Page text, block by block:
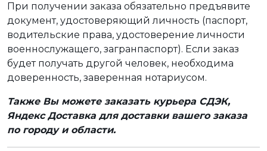
При получении заказа обязательно предъявите
документ, удостоверяющий личность (паспорт,
водительские права, удостоверение личности
военнослужащего, загранпаспорт). Если заказ
будет получать другой человек, необходима
доверенность, заверенная нотариусом.
Также Вы можете заказать курьера СДЭК,
Яндекс Доставка для доставки вашего заказа
по городу и области.